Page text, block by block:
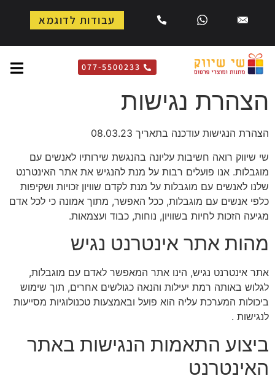
עבודות לדוגמא
077-5500233
הצהרת נגישות
הצהרת הנגישות עודכנה בתאריך 08.03.23
שי שיווק רואה חשיבות עליונה בהנגשת שירותיו לאנשים עם
מוגבלות. אנו פועלים רבות על מנת להנגיש את אתר האינטרנט
שלנו לאנשים עם מוגבלות על מנת לקדם שוויון זכויות ושקיפות
כלפי אנשים עם מוגבלות, ככל האפשר, מתוך אמונה כי לכל אדם
מגיעה הזכות לחיות בשוויון, נוחות, כבוד ועצמאות.
מהות אתר אינטרנט נגיש
אתר אינטרנט נגיש, הינו אתר המאפשר לאדם עם מוגבלות,
לגלוש באותה רמת יעילות והנאה כגולשים אחרים, תוך שימוש
ביכולות המערכת עליה הוא פועל ובאמצעות טכנולוגיות מסייעות
לנגישות .
ביצוע התאמות הנגישות באתר
האינטרנט